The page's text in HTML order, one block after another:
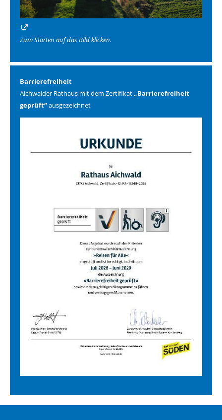
Zum Starten auf das Bild klicken.
Barrierefreiheit
Aichwalder Rathaus mit dem Zertifikat„Barrierefreiheit
geprüft“ausgezeichnet